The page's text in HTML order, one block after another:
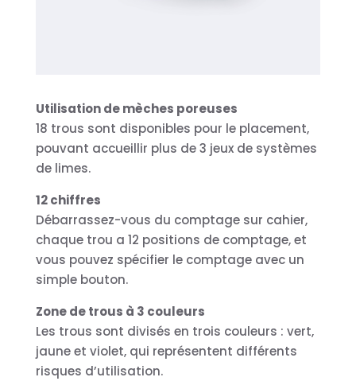
Utilisation de mèches poreuses
18 trous sont disponibles pour le placement,
pouvant accueillir plus de 3 jeux de systèmes
de limes.
12 chiffres
Débarrassez-vous du comptage sur cahier,
chaque trou a 12 positions de comptage, et
vous pouvez spécifier le comptage avec un
simple bouton.
Zone de trous à 3 couleurs
Les trous sont divisés en trois couleurs : vert,
jaune et violet, qui représentent différents
risques d’utilisation.